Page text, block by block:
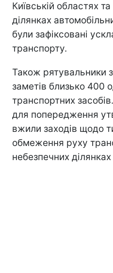
Київській областях
ділянках
були зафіксовані
транспорту.
Також рятувальники
заметів близько 400
транспортних
для попередження
вжили заходів щодо
обмеження руху
небезпечних ділянках